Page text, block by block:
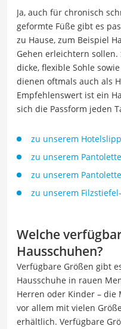
Ja, auch für chronisch
geformte Füße gibt es
zu Hause, zum Beispiel
Gehen erleichtern
dicke, flexible Sohle
dienen oftmals auch als
Empfehlenswert ist ein
sich die Passform jeden
zu unserem
zu unserem
zu unserem
zu unserem
Welche
Hausschuhen?
Verfügbare Größen gibt
Hausschuhe in rauen
Herren oder Kinder – die
vor allem mit vielen
erhältlich. Verfügbare